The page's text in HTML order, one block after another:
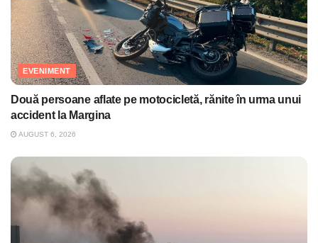
EVENIMENT
Două persoane aflate pe motocicletă, rănite în urma unui
accident la Margina
AUGUST 6, 2026